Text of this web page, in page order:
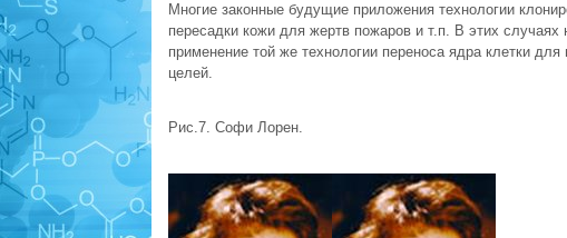
Многие законные будущие приложения технологии
пересадки кожи для жертв пожаров и т.п. В этих
применение той же технологии переноса ядра клетки
целей.
Рис.7. Софи Лорен.